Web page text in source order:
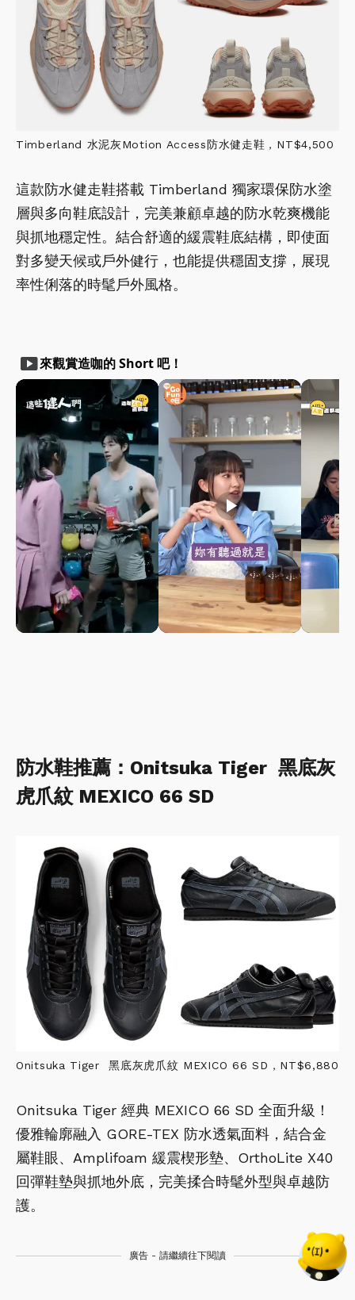
Timberland 水泥灰Motion Access防水健走鞋，NT$4,500
這款防水健走鞋搭載 Timberland 獨家環保防水塗
層與多向鞋底設計，完美兼顧卓越的防水乾爽機能
與抓地穩定性。結合舒適的緩震鞋底結構，即使面
對多變天候或戶外健行，也能提供穩固支撐，展現
率性俐落的時髦戶外風格。
smart_display來觀賞造咖的 Short 吧！
play_arrow play_arrow
防水鞋推薦：Onitsuka Tiger 黑底灰
虎爪紋 MEXICO 66 SD
Onitsuka Tiger 黑底灰虎爪紋 MEXICO 66 SD，NT$6,880
Onitsuka Tiger 經典 MEXICO 66 SD 全面升級！
優雅輪廓融入 GORE-TEX 防水透氣面料，結合金
屬鞋眼、Amplifoam 緩震楔形墊、OrthoLite X40
回彈鞋墊與抓地外底，完美揉合時髦外型與卓越防
護。
廣告 - 請繼續往下閱讀